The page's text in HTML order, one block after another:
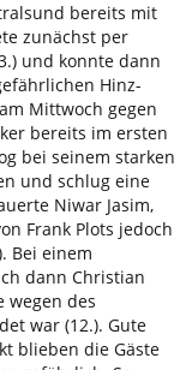
bereits mit
zunächst per
und konnte dann
Hinz-
Mittwoch gegen
bereits im ersten
bei seinem starken
und schlug eine
Niwar Jasim,
Frank Plots jedoch
Bei einem
dann Christian
wegen des
war (12.). Gute
blieben die Gäste